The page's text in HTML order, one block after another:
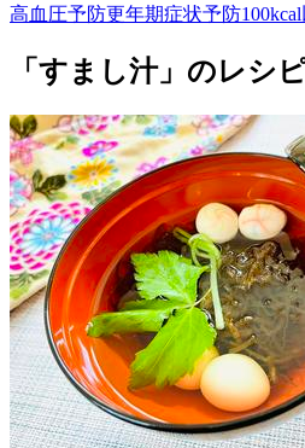
高血圧予防更年期症状予防
「すまし汁」のレシ